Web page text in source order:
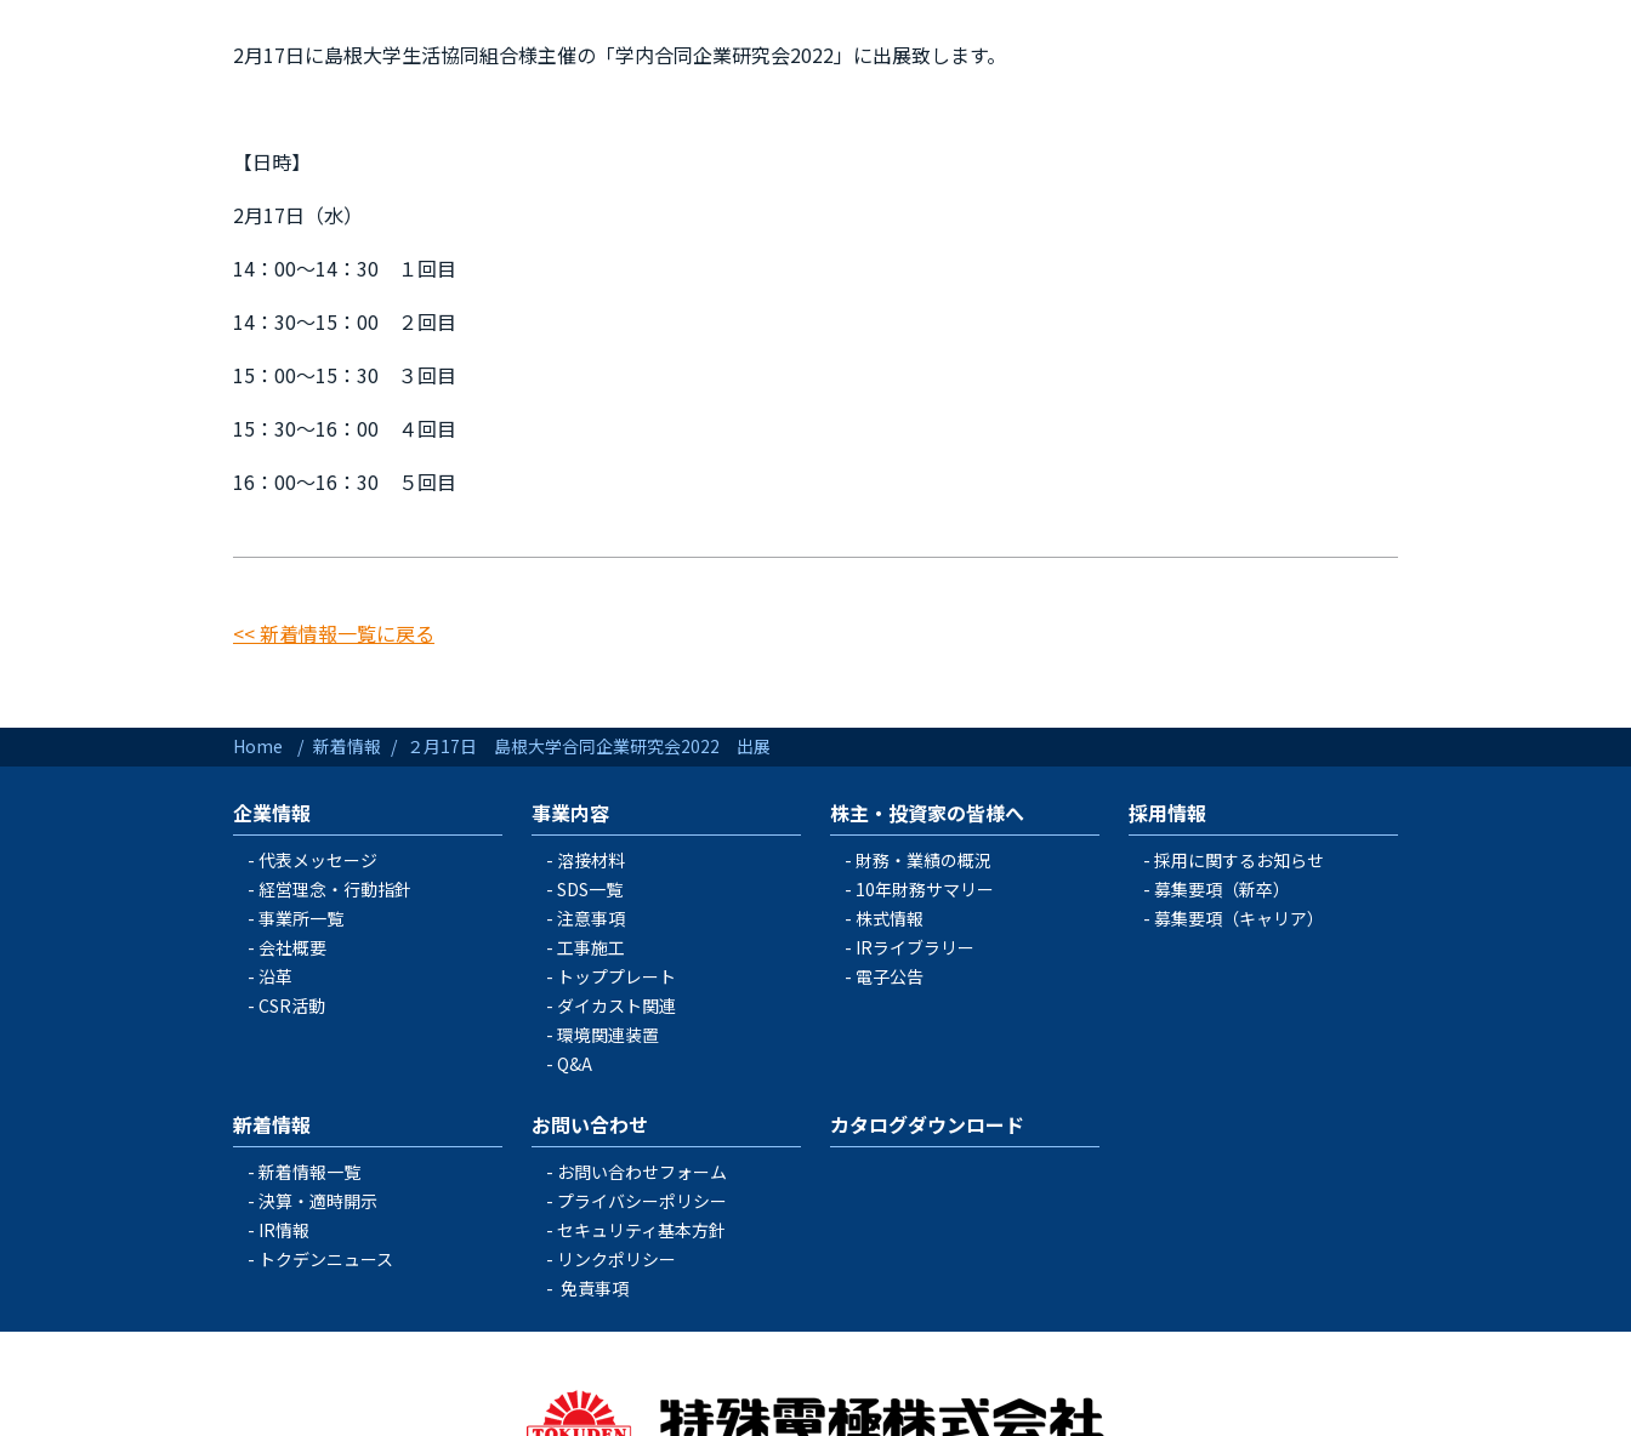
2月17日に島根大学生活協同組合様主催の「学内合同企業研究会2022」に出展致します。
【日時】
2月17日（水）
14：00～14：30 １回目
14：30～15：00 ２回目
15：00～15：30 ３回目
15：30～16：00 ４回目
16：00～16：30 ５回目
<< 新着情報一覧に戻る
Home 新着情報 ２月17日 島根大学合同企業研究会2022 出展
企業情報
代表メッセージ
経営理念・行動指針
事業所一覧
会社概要
沿革
CSR活動
事業内容
溶接材料
SDS一覧
注意事項
工事施工
トッププレート
ダイカスト関連
環境関連装置
Q&A
株主・投資家の皆様へ
財務・業績の概況
10年財務サマリー
株式情報
IRライブラリー
電子公告
採用情報
採用に関するお知らせ
募集要項（新卒）
募集要項（キャリア）
新着情報
新着情報一覧
決算・適時開示
IR情報
トクデンニュース
お問い合わせ
お問い合わせフォーム
プライバシーポリシー
セキュリティ基本方針
リンクポリシー
免責事項
カタログダウンロード